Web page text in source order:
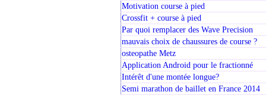
Motivation course à pied
Crossfit + course à pied
Par quoi remplacer des Wave Precision
mauvais choix de chaussures de course ?
osteopathe Metz
Application Android pour le fractionné
Intérêt d'une montée longue?
Semi marathon de baillet en France 2014